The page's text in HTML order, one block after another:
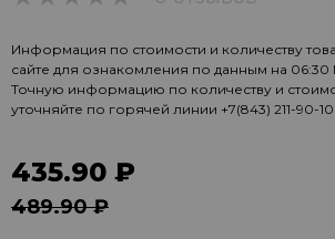
Информация по стоимости и количеству
сайте для ознакомления по данным на
Точную информацию по количеству и
уточняйте по горячей линии +7(843) 211-90-10
435.90 ₽
489.90 ₽